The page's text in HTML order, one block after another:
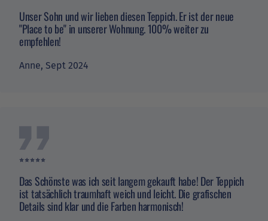
Unser Sohn und wir lieben diesen Teppich. Er ist der neue
"Place to be" in unserer Wohnung. 100% weiter zu
empfehlen!
Anne, Sept 2024
⭐️⭐️⭐️⭐️⭐️
Das Schönste was ich seit langem gekauft habe! Der Teppich
ist tatsächlich traumhaft weich und leicht. Die grafischen
Details sind klar und die Farben harmonisch!
es der Kontakt mit der Verkäuferin oder die